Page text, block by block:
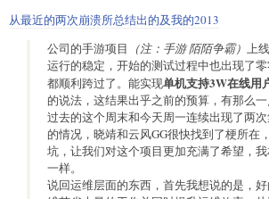
从最近的两次崩溃所总结出的及我的2013
公司的手游项目
（注：手游 陌陌争霸） 上
运行的稳定，开始的测试过程中也出现了
都顺利跨过了。能实现单机支持3W在线用
的说法，这结果出乎之前的预算，有那么一
过去的这个周末和今天周一连续出现了两
的情况，晓靖和云风GG很快找到了梗所在
坑，让我们对这个项目更加充满了希望，
一样。
说回运维层面的东西，首先我想说的是，